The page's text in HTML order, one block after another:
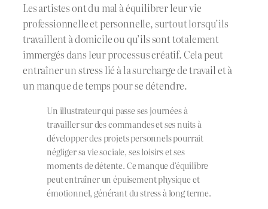
Les artistes ont du mal à équilibrer leur vie
professionnelle et personnelle, surtout lorsqu’ils
travaillent à domicile ou qu’ils sont totalement
immergés dans leur processus créatif. Cela peut
entraîner un stress lié à la surcharge de travail et à
un manque de temps pour se détendre.
Un illustrateur qui passe ses journées à
travailler sur des commandes et ses nuits à
développer des projets personnels pourrait
négliger sa vie sociale, ses loisirs et ses
moments de détente. Ce manque d’équilibre
peut entraîner un épuisement physique et
émotionnel, générant du stress à long terme.